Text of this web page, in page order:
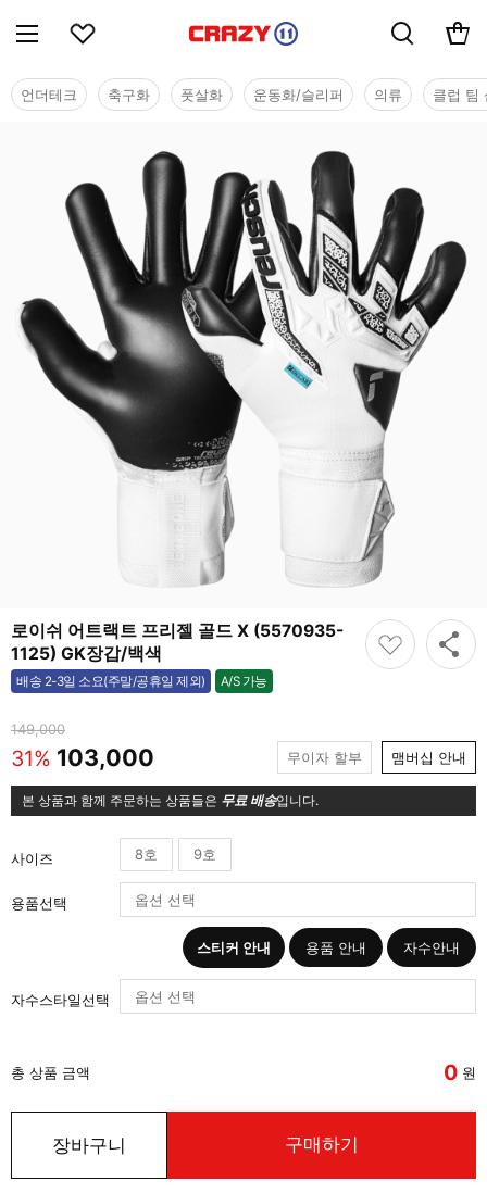
언더테크 축구화 풋살화 운동화/슬리퍼 의류 클럽 팀
로이쉬 어트랙트 프리젤 골드 X (5570935-
1125) GK장갑/백색
배송 2-3일 소요(주말/공휴일 제외) A/S 가능
가능
149,000
31% 103,000 무이자 할부 맴버십 안내
본 상품과 함께 주문하는 상품들은 무료 배송입니다.
사이즈 8호 9호
용품선택
스티커 안내 용품 안내 자수안내
자수스타일선택
총 상품 금액 0 원
장바구니 구매하기